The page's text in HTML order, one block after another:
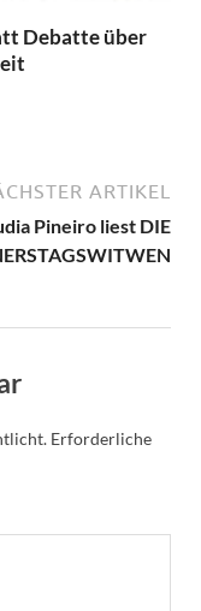
Debatte über
ARTIKEL
Pineiro liest DIE
Erforderliche